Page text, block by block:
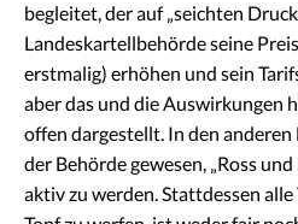
begleitet, der auf „seichten
Landeskartellbehörde seine
erstmalig) erhöhen und sein
aber das und die Auswirkungen
offen dargestellt. In den anderen
der Behörde gewesen, „Ross
aktiv zu werden. Stattdessen